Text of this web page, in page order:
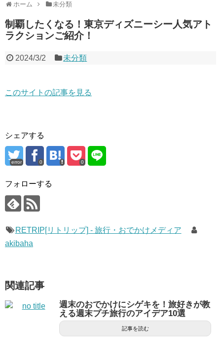
ホーム 未分類
制覇したくなる！東京ディズニーシー人気アト
ラクションご紹介！
2024/3/2 未分類
このサイトの記事を見る
シェアする
error 0 0
フォローする
RETRIP[リトリップ] - 旅行・おでかけメディア
akibaha
関連記事
週末のおでかけにシゲキを！旅好きが教
える週末プチ旅行のアイデア10選
記事を読む